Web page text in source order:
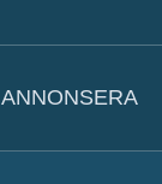
ANNONSERA